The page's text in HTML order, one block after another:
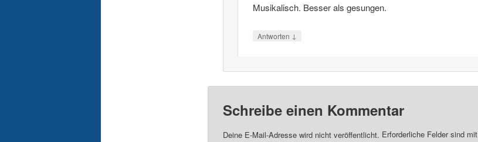
Musikalisch. Besser als gesungen.
Antworten ↓
Schreibe einen Kommentar
Deine E-Mail-Adresse wird nicht veröffentlicht. Erforderliche Felder sind mit